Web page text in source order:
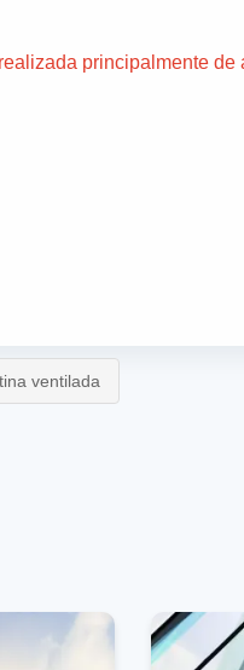
principalmente de
ventilada